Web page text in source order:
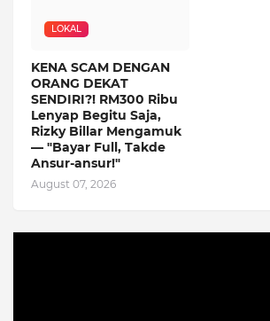
LOKAL
KENA SCAM DENGAN
ORANG DEKAT
SENDIRI?! RM300 Ribu
Lenyap Begitu Saja,
Rizky Billar Mengamuk
— "Bayar Full, Takde
Ansur-ansur!"
August 07, 2026